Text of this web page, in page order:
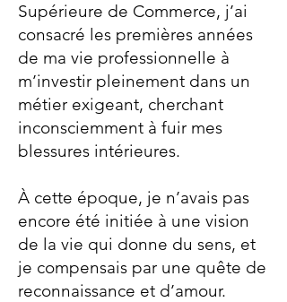
Supérieure de Commerce, j’ai
consacré les premières années
de ma vie professionnelle à
m’investir pleinement dans un
métier exigeant, cherchant
inconsciemment à fuir mes
blessures intérieures.
À cette époque, je n’avais pas
encore été initiée à une vision
de la vie qui donne du sens, et
je compensais par une quête de
reconnaissance et d’amour.